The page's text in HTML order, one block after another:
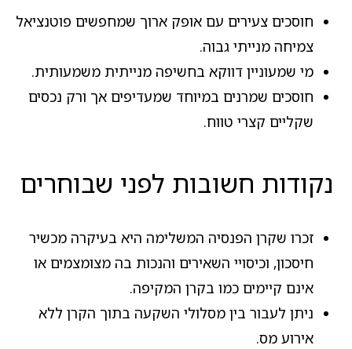
חוסכים צעירים עם אופק ארוך שמחפשים פוטנציאל
צמיחה מנייתי גבוה.
מי שמעוניין דווקא בחשיפה מנייתית משמעותית.
חוסכים שמרנים במיוחד שמעדיפים אך ורק נכסים
שקליים קצרי טווח.
נקודות חשובות לפני שבוחרים
זכרו שקרן הפנסיה המשלימה היא בעיקרה מכשיר
חיסכון, וכיסויי השאירים והנכות בה מצומצמים או
אינם קיימים כמו בקרן המקיפה.
ניתן לעבור בין מסלולי השקעה בתוך הקרן ללא
אירוע מס.